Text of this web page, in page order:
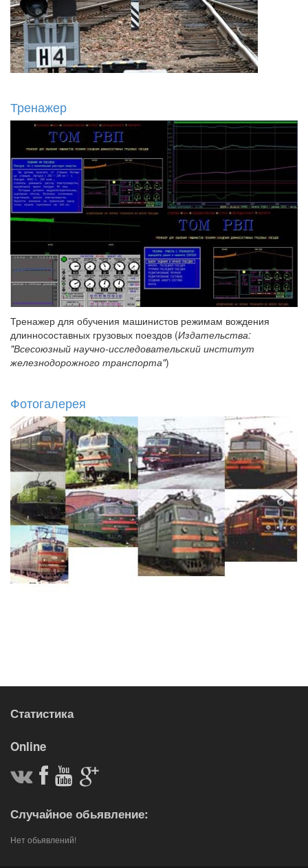
Тренажер
Тренажер для обучения машинистов режимам вождения
длинносоставных грузовых поездов (Издательства:
"Всесоюзный научно-исследовательский институт
железнодорожного транспорта")
Фотогалерея
Статистика
Online
Случайное обьявление:
Нет обьявлений!